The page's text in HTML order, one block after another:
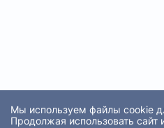
Мы используем файлы cookie
Продолжая использовать